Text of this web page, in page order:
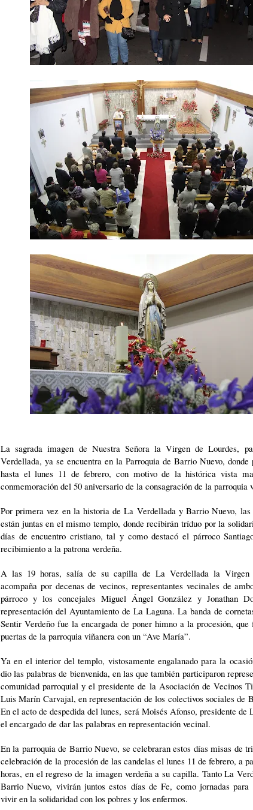
La sagrada imagen de Nuestra Señora la Virgen de Lourdes,
Verdellada, ya se encuentra en la Parroquia de Barrio Nuevo, donde
hasta el lunes 11 de febrero, con motivo de la histórica vista
conmemoración del 50 aniversario de la consagración de la parroquia
Por primera vez en la historia de La Verdellada y Barrio Nuevo, las
están juntas en el mismo templo, donde recibirán tríduo por la
días de encuentro cristiano, tal y como destacó el párroco
recibimiento a la patrona verdeña.
A las 19 horas, salía de su capilla de La Verdellada la Virgen
acompaña por decenas de vecinos, representantes vecinales de
párroco y los concejales Miguel Ángel González y Jonathan
representación del Ayuntamiento de La Laguna. La banda de
Sentir Verdeño fue la encargada de poner himno a la procesión,
puertas de la parroquia viñanera con un “Ave María”.
Ya en el interior del templo, vistosamente engalanado para la
dio las palabras de bienvenida, en las que también participaron
comunidad parroquial y el presidente de la Asociación de Vecinos
Luis Marín Carvajal, en representación de los colectivos sociales de
En el acto de despedida del lunes, será Moisés Afonso, presidente de
el encargado de dar las palabras en representación vecinal.
En la parroquia de Barrio Nuevo, se celebraran estos días misas de
celebración de la procesión de las candelas el lunes 11 de febrero, a
horas, en el regreso de la imagen verdeña a su capilla. Tanto La
Barrio Nuevo, vivirán juntos estos días de Fe, como jornadas para
vivir en la solidaridad con los pobres y los enfermos.